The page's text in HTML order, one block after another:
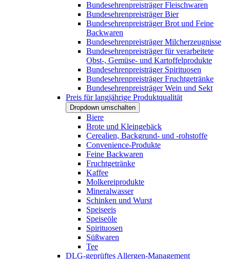
Bundesehrenpreisträger Fleischwaren
Bundesehrenpreisträger Bier
Bundesehrenpreisträger Brot und Feine
Backwaren
Bundesehrenpreisträger Milcherzeugnisse
Bundesehrenpreisträger für verarbeitete
Obst-, Gemüse- und Kartoffelprodukte
Bundesehrenpreisträger Spirituosen
Bundesehrenpreisträger Fruchtgetränke
Bundesehrenpreisträger Wein und Sekt
Preis für langjährige Produktqualität
Dropdown umschalten
Biere
Brote und Kleingebäck
Cerealien, Backgrund- und -rohstoffe
Convenience-Produkte
Feine Backwaren
Fruchtgetränke
Kaffee
Molkereiprodukte
Mineralwasser
Schinken und Wurst
Speiseeis
Speiseöle
Spirituosen
Süßwaren
Tee
DLG-geprüftes Allergen-Management